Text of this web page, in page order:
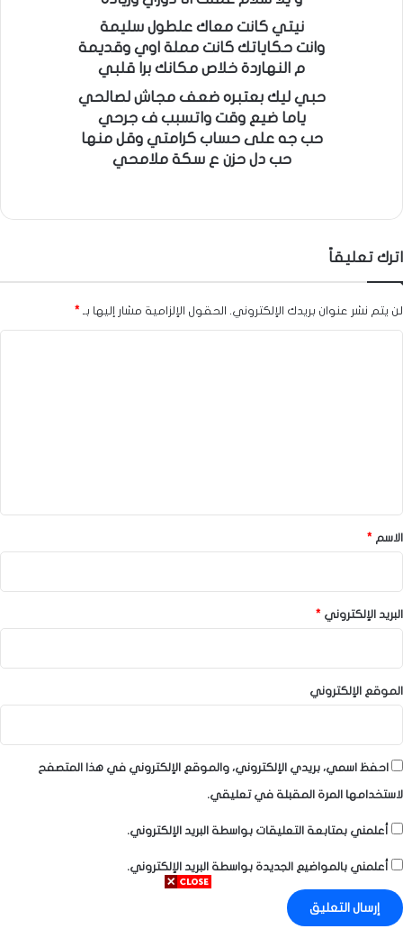
نيتي كانت معاك علطول سليمة
وانت حكاياتك كانت مملة اوي وقديمة
م النهاردة خلاص مكانك برا قلبي
حبي ليك بعتبره ضعف مجاش لصالحي
ياما ضيع وقت واتسبب ف جرحي
حب جه على حساب كرامتي وقل منها
حب دل حزن ع سكة ملامحي
اترك تعليقاً
لن يتم نشر عنوان بريدك الإلكتروني. الحقول الإلزامية مشار إليها بـ *
*
الاسم *
البريد الإلكتروني *
الموقع الإلكتروني
احفظ اسمي، بريدي الإلكتروني، والموقع الإلكتروني في هذا المتصفح
لاستخدامها المرة المقبلة في تعليقي.
أعلمني بمتابعة التعليقات بواسطة البريد الإلكتروني.
أعلمني بالمواضيع الجديدة بواسطة البريد الإلكتروني.